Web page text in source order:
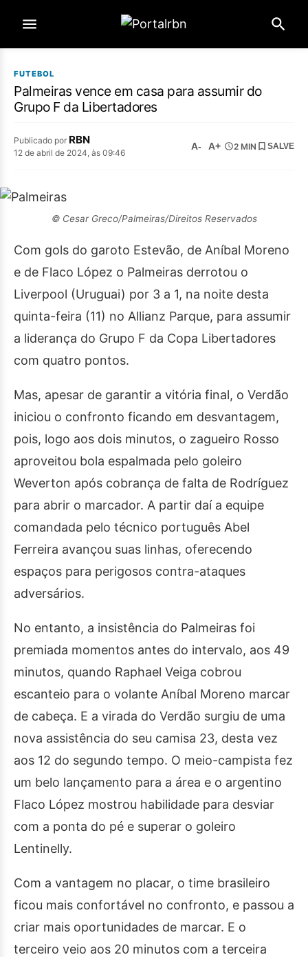
FUTEBOL
Palmeiras vence em casa para assumir do
Grupo F da Libertadores
Publicado por RBN
12 de abril de 2024, às 09:46
A- A+ 2 MIN SALVE
© Cesar Greco/Palmeiras/Direitos Reservados
Com gols do garoto Estevão, de Aníbal Moreno
e de Flaco López o Palmeiras derrotou o
Liverpool (Uruguai) por 3 a 1, na noite desta
quinta-feira (11) no Allianz Parque, para assumir
a liderança do Grupo F da Copa Libertadores
com quatro pontos.
Mas, apesar de garantir a vitória final, o Verdão
iniciou o confronto ficando em desvantagem,
pois, logo aos dois minutos, o zagueiro Rosso
aproveitou bola espalmada pelo goleiro
Weverton após cobrança de falta de Rodríguez
para abrir o marcador. A partir daí a equipe
comandada pelo técnico português Abel
Ferreira avançou suas linhas, oferecendo
espaços para perigosos contra-ataques
adversários.
No entanto, a insistência do Palmeiras foi
premiada momentos antes do intervalo, aos 49
minutos, quando Raphael Veiga cobrou
escanteio para o volante Aníbal Moreno marcar
de cabeça. E a virada do Verdão surgiu de uma
nova assistência do seu camisa 23, desta vez
aos 12 do segundo tempo. O meio-campista fez
um belo lançamento para a área e o argentino
Flaco López mostrou habilidade para desviar
com a ponta do pé e superar o goleiro
Lentinelly.
Com a vantagem no placar, o time brasileiro
ficou mais confortável no confronto, e passou a
criar mais oportunidades de marcar. E o
terceiro veio aos 20 minutos com a terceira